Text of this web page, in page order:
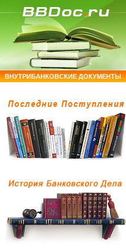
ВНУТРИБАНКОВСКИЕ ДОКУМЕНТЫ